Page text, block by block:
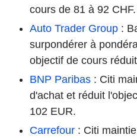
cours de 81 à 92 CHF.
Auto Trader Group :
surpondérer à
objectif de cours
BNP Paribas : Citi
d'achat et réduit
102 EUR.
Carrefour : Citi